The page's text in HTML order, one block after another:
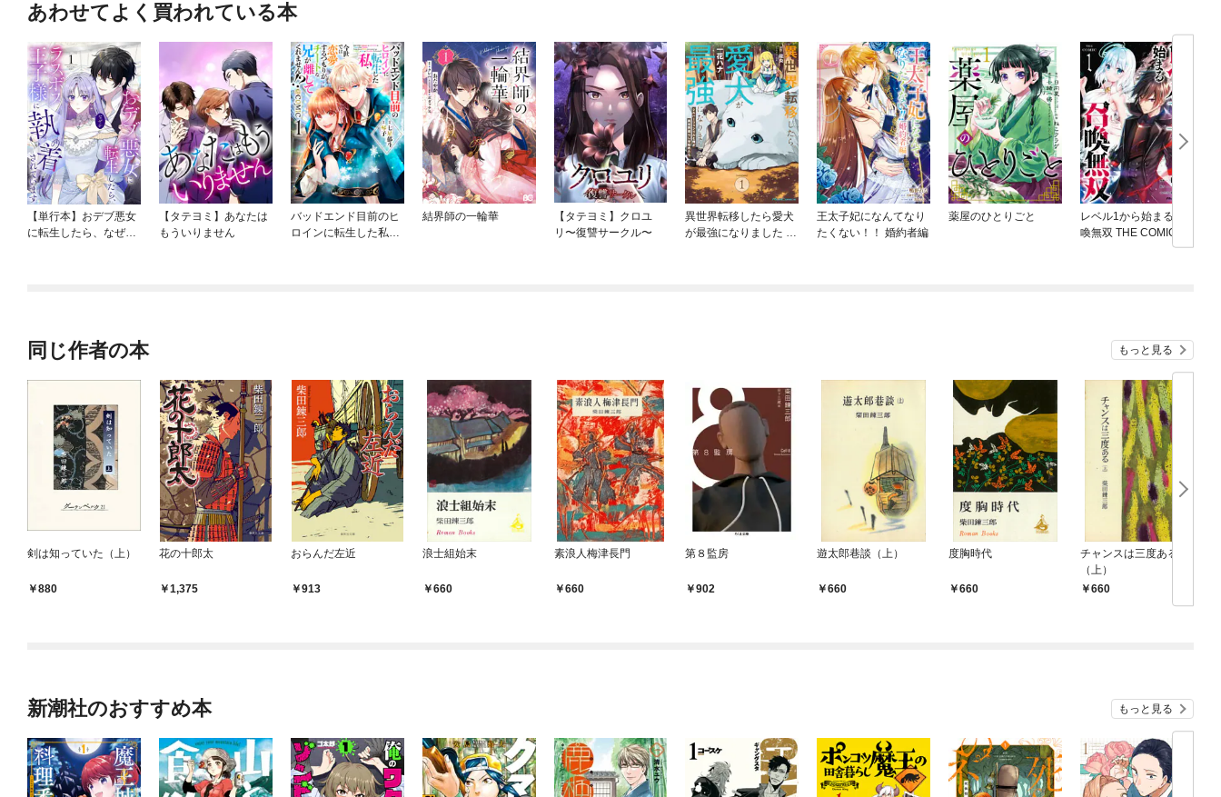
あわせてよく買われている本
【単行本】おデブ悪女
に転生したら、なぜか
【タテヨミ】あなたは
もういりません
バッドエンド目前のヒ
ロインに転生した私、
結界師の一輪華
【タテヨミ】クロユ
リ〜復讐サークル〜
異世界転移したら愛犬
が最強になりました ～
王太子妃になんてなり
たくない！！ 婚約者編
薬屋のひとりごと
レベル1から始まる召
喚無双 THE COMIC
同じ作者の本 もっと見る
剣は知っていた（上）
880
花の十郎太
1,375
おらんだ左近
913
浪士組始末
660
素浪人梅津長門
660
第８監房
902
遊太郎巷談（上）
660
度胸時代
660
チャンスは三度ある
（上）
660
新潮社のおすすめ本 もっと見る